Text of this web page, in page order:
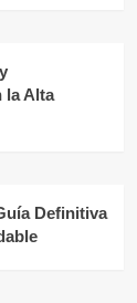
la Alta
Definitiva